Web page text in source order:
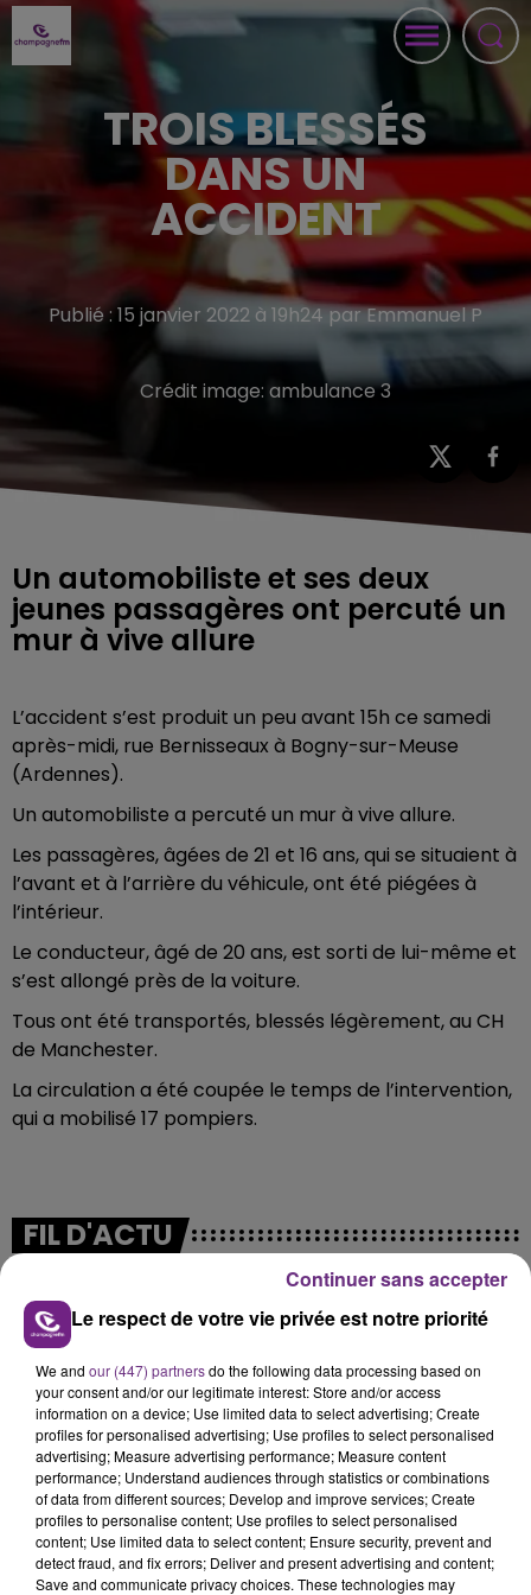
TROIS BLESSÉS
DANS UN
ACCIDENT
Publié : 15 janvier 2022 à 19h24 par Emmanuel P
Crédit image: ambulance 3
Un automobiliste et ses deux
jeunes passagères ont percuté un
mur à vive allure
L’accident s’est produit un peu avant 15h ce samedi
après-midi, rue Bernisseaux à Bogny-sur-Meuse
(Ardennes).
Un automobiliste a percuté un mur à vive allure.
Les passagères, âgées de 21 et 16 ans, qui se situaient à
l’avant et à l’arrière du véhicule, ont été piégées à
l’intérieur.
Le conducteur, âgé de 20 ans, est sorti de lui-même et
s’est allongé près de la voiture.
Tous ont été transportés, blessés légèrement, au CH
de Manchester.
La circulation a été coupée le temps de l’intervention,
qui a mobilisé 17 pompiers.
FIL D'ACTU
7 août 2026
LA CENTRALE NUCLÉAIRE DE CHOOZ
TOUJOURS À L'ARRÊT
Cela fait déjà une semaine que la centrale
nucléaire ardennaise est à l'arrêt. Une situation
Le respect de votre vie privée est notre priorité
We and our (447) partnersdo the following data processing based on
your consent and/or our legitimate interest: Store and/or access
information on a device; Use limited data to select advertising; Create
profiles for personalised advertising; Use profiles to select personalised
advertising; Measure advertising performance; Measure content
performance; Understand audiences through statistics or combinations
of data from different sources; Develop and improve services; Create
profiles to personalise content; Use profiles to select personalised
content; Use limited data to select content; Ensure security, prevent and
detect fraud, and fix errors; Deliver and present advertising and content;
Save and communicate privacy choices. These technologies may
Continuer sans accepter